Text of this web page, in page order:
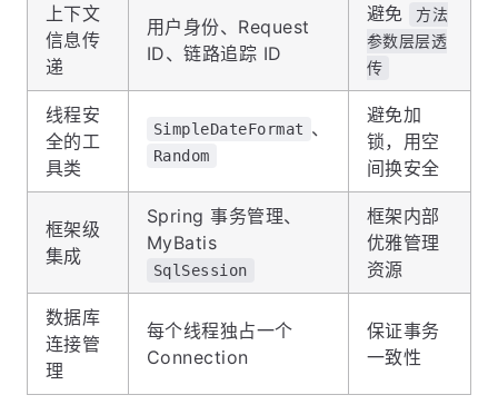
上下文
信息传
递
用户身份、Request
ID、链路追踪 ID
避免
方法
参数层层透
传
线程安
全的工
具类
SimpleDateFormat 、
Random
避免加
锁，用空
间换安全
框架级
集成
Spring 事务管理、
MyBatis
SqlSession
框架内部
优雅管理
资源
数据库
连接管
理
每个线程独占一个
Connection
保证事务
一致性